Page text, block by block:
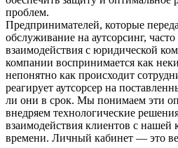
проблем.
Предпринимателей, которые
обслуживание на аутсорсинг,
взаимодействия с юридической
компании воспринимается как
непонятно как происходит
реагирует аутсорсер на
ли они в срок. Мы понимаем эти
внедряем технологические
взаимодействия клиентов с
времени. Личный кабинет — это